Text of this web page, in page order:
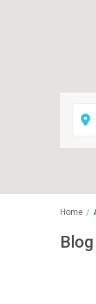
Home